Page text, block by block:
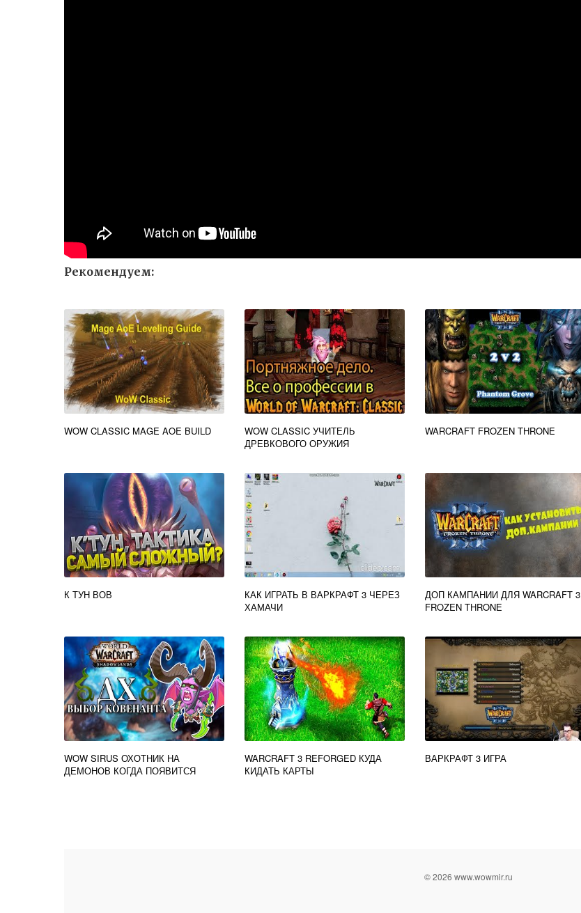
Рекомендуем:
WOW CLASSIC MAGE AOE BUILD
WOW CLASSIC УЧИТЕЛЬ
ДРЕВКОВОГО ОРУЖИЯ
WARCRAFT FROZEN THRONE
К ТУН ВОВ
КАК ИГРАТЬ В ВАРКРАФТ 3 ЧЕРЕЗ
ХАМАЧИ
ДОП КАМПАНИИ ДЛЯ WARCRAFT 3
FROZEN THRONE
WOW SIRUS ОХОТНИК НА
ДЕМОНОВ КОГДА ПОЯВИТСЯ
WARCRAFT 3 REFORGED КУДА
КИДАТЬ КАРТЫ
ВАРКРАФТ 3 ИГРА
© 2026 www.wowmir.ru